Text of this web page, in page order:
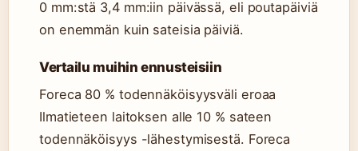
0 mm:stä 3,4 mm:iin päivässä, eli poutapäiviä
on enemmän kuin sateisia päiviä.
Vertailu muihin ennusteisiin
Foreca 80 % todennäköisyysväli eroaa
Ilmatieteen laitoksen alle 10 % sateen
todennäköisyys -lähestymisestä. Foreca